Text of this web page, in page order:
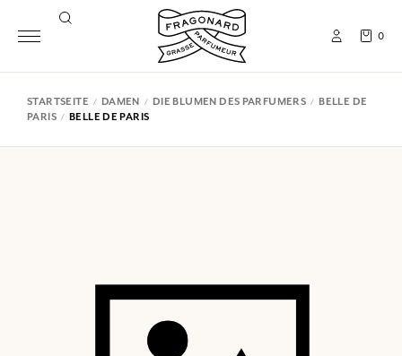
0
STARTSEITE DAMEN DIE BLUMEN DES PARFUMERS
BELLE DE
PARIS
BELLE DE PARIS